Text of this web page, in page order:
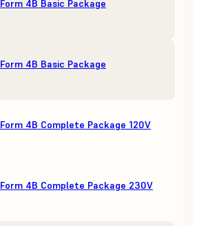
Form 4B Basic Package
Form 4B Basic Package
Form 4B Complete Package 120V
Form 4B Complete Package 230V